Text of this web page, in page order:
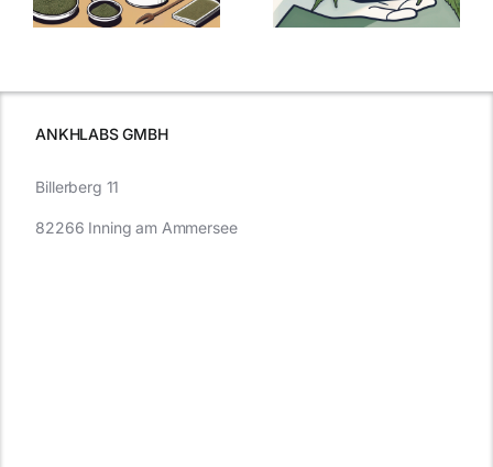
Cannabis und
müssen
was Sie
ANKHLABS GMBH
Billerberg 11
82266 Inning am Ammersee